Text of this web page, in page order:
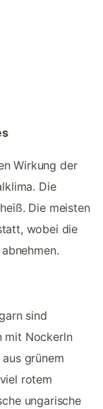
Wirkung der
Die
Die meisten
wobei die
sind
mit Nockerln
grünem
rotem
ungarische